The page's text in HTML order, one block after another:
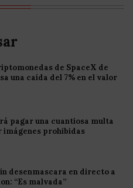
de SpaceX de
una caída del 7% en el valor
pagar una cuantiosa multa
prohibidas
desenmascara en directo a
“Es malvada”